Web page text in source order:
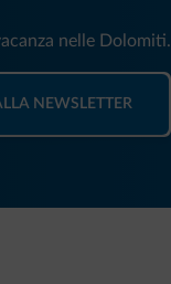
nelle Dolomiti.
NEWSLETTER